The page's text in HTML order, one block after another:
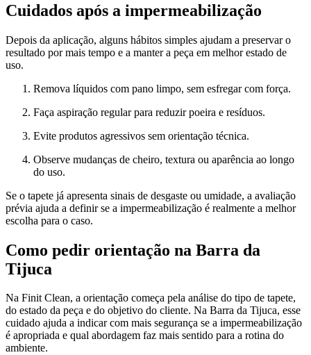
Cuidados após a impermeabilização
Depois da aplicação, alguns hábitos simples ajudam a preservar o
resultado por mais tempo e a manter a peça em melhor estado de
uso.
Remova líquidos com pano limpo, sem esfregar com força.
Faça aspiração regular para reduzir poeira e resíduos.
Evite produtos agressivos sem orientação técnica.
Observe mudanças de cheiro, textura ou aparência ao longo
do uso.
Se o tapete já apresenta sinais de desgaste ou umidade, a avaliação
prévia ajuda a definir se a impermeabilização é realmente a melhor
escolha para o caso.
Como pedir orientação na Barra da
Tijuca
Na Finit Clean, a orientação começa pela análise do tipo de tapete,
do estado da peça e do objetivo do cliente. Na Barra da Tijuca, esse
cuidado ajuda a indicar com mais segurança se a impermeabilização
é apropriada e qual abordagem faz mais sentido para a rotina do
ambiente.